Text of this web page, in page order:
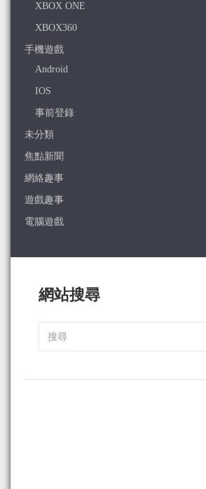
XBOX ONE
XBOX360
手機遊戲
Android
IOS
事前登錄
未分類
焦點新聞
網絡趣事
遊戲趣事
電腦遊戲
網站搜尋